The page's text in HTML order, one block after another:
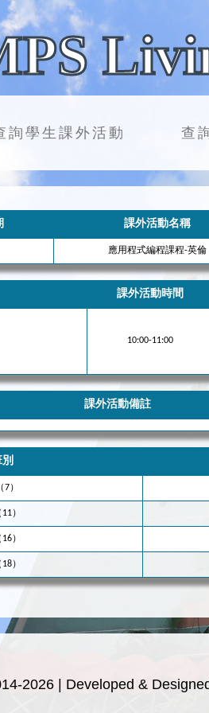
詢學生課外活動 查
課外活動名稱
應用程式編程課程-英倫
課外活動時間
10:00-11:00
課外活動備註
7）
）
）
）
2026 | Developed &